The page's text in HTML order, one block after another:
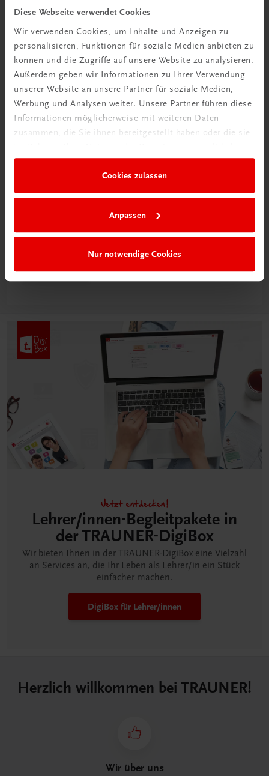
Diese Webseite verwendet Cookies
Wir verwenden Cookies, um Inhalte und Anzeigen zu
personalisieren, Funktionen für soziale Medien anbieten zu
können und die Zugriffe auf unsere Website zu analysieren.
Außerdem geben wir Informationen zu Ihrer Verwendung
unserer Website an unsere Partner für soziale Medien,
Werbung und Analysen weiter. Unsere Partner führen diese
Informationen möglicherweise mit weiteren Daten
zusammen, die Sie ihnen bereitgestellt haben oder die sie
Cookies zulassen
Anpassen
Nur notwendige Cookies
Tipps & Tricks
Mehr dazu
Klassenzimmer“
Mehr dazu
Jetzt entdecken!
Lehrer/innen-Begleitpakete in
der TRAUNER-DigiBox
Wir bieten Ihnen in der TRAUNER-DigiBox eine Vielzahl
an Services an, die Ihr Leben als Lehrer/in ein Stück
einfacher machen.
DigiBox für Lehrer/innen
Herzlich willkommen bei TRAUNER!
Wir über uns